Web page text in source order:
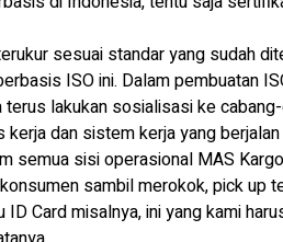
sesuai standar yang sudah
ISO ini. Dalam pembuatan
lakukan sosialisasi ke
dan sistem kerja yang
semua sisi operasional MAS
sambil merokok, pick up
Card misalnya, ini yang kami